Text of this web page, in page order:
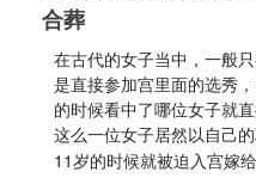
合葬
在古代的女子当中，一般
是直接参加宫里面的选秀
的时候看中了哪位女子就
这么一位女子居然以自己
11岁的时候就被迫入宫嫁